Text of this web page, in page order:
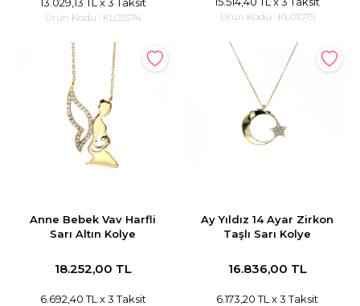
Ürün Kodu : KL03574 Ürün Kodu : KL01075
Anne Bebek Vav Harfli
Sarı Altın Kolye
18.252,00 TL
6.692,40 TL x 3 Taksit
Ay Yıldız 14 Ayar Zirkon
Taşlı Sarı Kolye
16.836,00 TL
6.173,20 TL x 3 Taksit